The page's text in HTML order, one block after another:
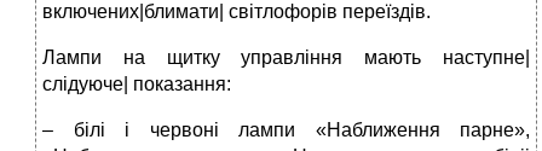
включених|блимати| світлофорів переїздів.
Лампи на щитку управління мають наступне|
слідуюче| показання:
– білі і червоні лампи «Наближення парне»,